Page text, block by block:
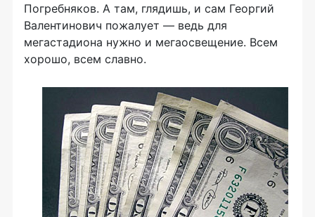
Погребняков. А там, глядишь, и сам Георгий
Валентинович пожалует — ведь для
мегастадиона нужно и мегаосвещение. Всем
хорошо, всем славно.